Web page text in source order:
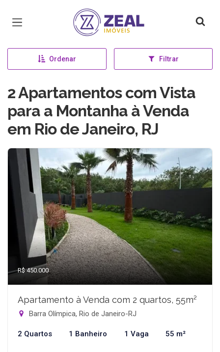
Página inicial
Ordenar Filtrar
2 Apartamentos com Vista
para a Montanha à Venda
em Rio de Janeiro, RJ
R$ 450.000
Apartamento à Venda com 2 quartos, 55m²
Barra Olímpica, Rio de Janeiro-RJ
2 Quartos 1 Banheiro 1 Vaga 55 m²